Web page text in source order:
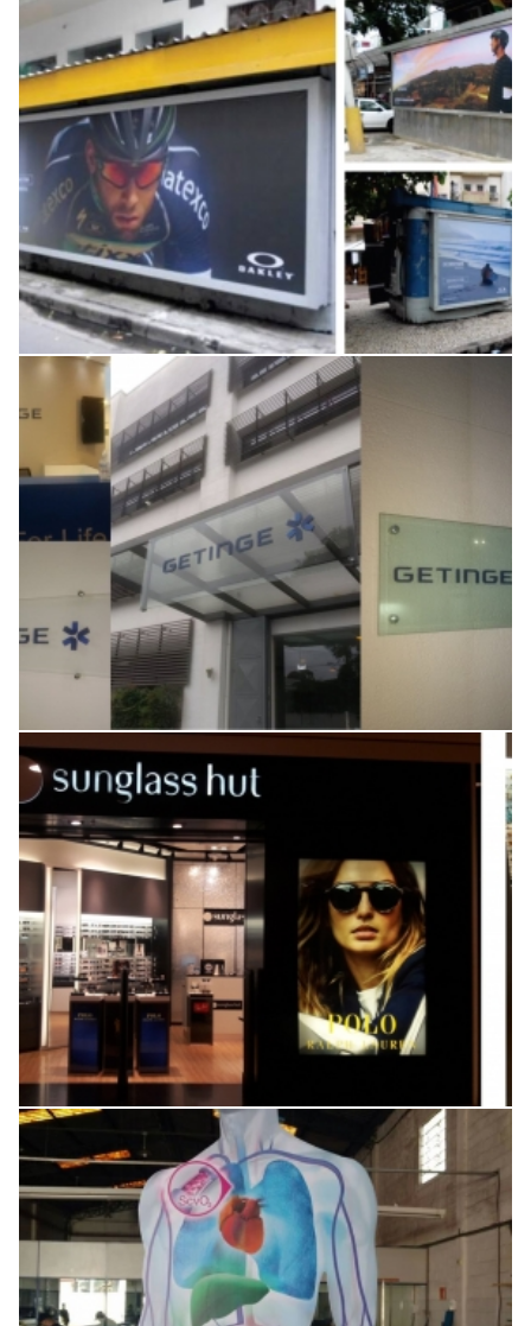
Positivação da nova campanha
Oakley no RJ
Projetos especiais
Campanha Polo Ralph Lauren
Boneco demonstrativo para o
cliente Maquet